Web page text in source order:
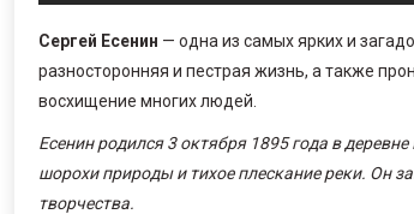
Сергей Есенин — одна из самых ярких и
разносторонняя и пестрая жизнь, а также
восхищение многих людей.
Есенин родился 3 октября 1895 года в
шорохи природы и тихое плескание реки. Он
творчества.